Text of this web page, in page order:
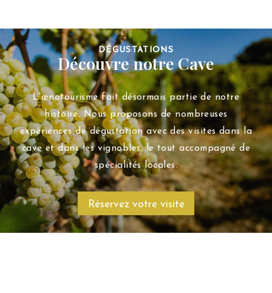
DÉGUSTATIONS
Découvre notre Cave
L'œnotourisme fait désormais partie de notre
histoire. Nous proposons de nombreuses
expériences de dégustation avec des visites dans la
cave et dans les vignobles, le tout accompagné de
spécialités locales.
Réservez votre visite